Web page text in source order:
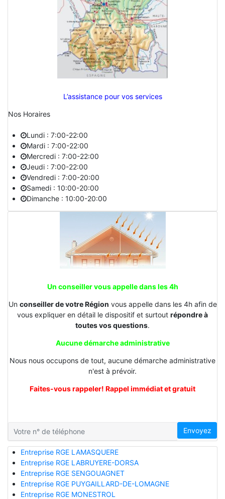
L’assistance pour vos services
Nos Horaires
Lundi : 7:00-22:00
Mardi : 7:00-22:00
Mercredi : 7:00-22:00
Jeudi : 7:00-22:00
Vendredi : 7:00-20:00
Samedi : 10:00-20:00
Dimanche : 10:00-20:00
Un conseiller vous appelle dans les 4h
Un conseiller de votre Région vous appelle dans les 4h afin de
vous expliquer en détail le dispositif et surtout répondre à
toutes vos questions.
Aucune démarche administrative
Nous nous occupons de tout, aucune démarche administrative
n'est à prévoir.
Faites-vous rappeler! Rappel immédiat et gratuit
Envoyez
Entreprise RGE LAMASQUERE
Entreprise RGE LABRUYERE-DORSA
Entreprise RGE SENGOUAGNET
Entreprise RGE PUYGAILLARD-DE-LOMAGNE
Entreprise RGE MONESTROL